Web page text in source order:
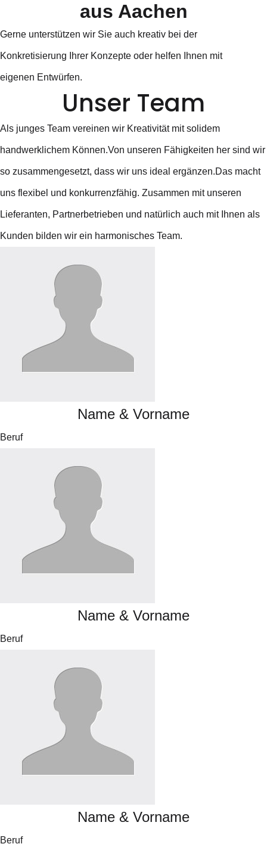
aus Aachen
Gerne unterstützen wir Sie auch kreativ bei der
Konkretisierung Ihrer Konzepte oder helfen Ihnen mit
eigenen Entwürfen.
Unser Team
Als junges Team vereinen wir Kreativität mit solidem
handwerklichem Können.Von unseren Fähigkeiten her sind wir
so zusammengesetzt, dass wir uns ideal ergänzen.Das macht
uns flexibel und konkurrenzfähig. Zusammen mit unseren
Lieferanten, Partnerbetrieben und natürlich auch mit Ihnen als
Kunden bilden wir ein harmonisches Team.
Name & Vorname
Beruf
Name & Vorname
Beruf
Name & Vorname
Beruf